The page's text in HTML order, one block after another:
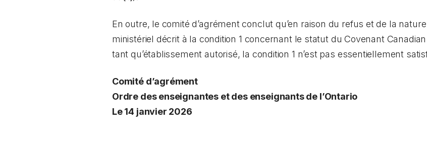
En outre, le comité d’agrément conclut qu’en raison du refus et de la
ministériel décrit à la condition 1 concernant le statut du Covenant
tant qu’établissement autorisé, la condition 1 n’est pas essentiellement
Comité d’agrément
Ordre des enseignantes et des enseignants de l’Ontario
Le 14 janvier 2026